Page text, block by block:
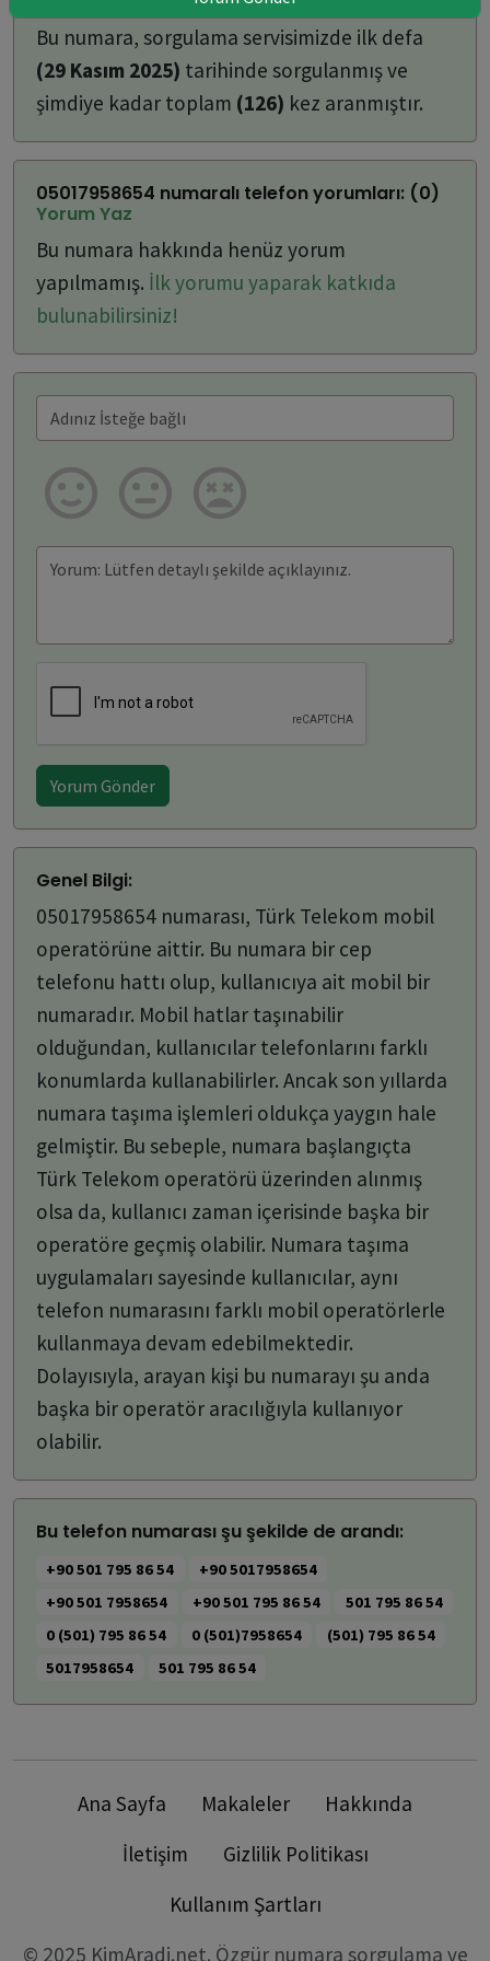
Bu numara, sorgulama servisimizde ilk defa
(29 Kasım 2025) tarihinde sorgulanmış ve
şimdiye kadar toplam (126) kez aranmıştır.
05017958654 numaralı telefon yorumları: (0)
Yorum Yaz
Bu numara hakkında henüz yorum
yapılmamış. İlk yorumu yaparak katkıda
bulunabilirsiniz!
Yorum Gönder
Genel Bilgi:
05017958654 numarası, Türk Telekom mobil
operatörüne aittir. Bu numara bir cep
telefonu hattı olup, kullanıcıya ait mobil bir
numaradır. Mobil hatlar taşınabilir
olduğundan, kullanıcılar telefonlarını farklı
konumlarda kullanabilirler. Ancak son yıllarda
numara taşıma işlemleri oldukça yaygın hale
gelmiştir. Bu sebeple, numara başlangıçta
Türk Telekom operatörü üzerinden alınmış
olsa da, kullanıcı zaman içerisinde başka bir
operatöre geçmiş olabilir. Numara taşıma
uygulamaları sayesinde kullanıcılar, aynı
telefon numarasını farklı mobil operatörlerle
kullanmaya devam edebilmektedir.
Dolayısıyla, arayan kişi bu numarayı şu anda
başka bir operatör aracılığıyla kullanıyor
olabilir.
Bu telefon numarası şu şekilde de arandı:
+90 501 795 86 54
+90 5017958654
+90 501 7958654
+90 501 795 86 54
501 795 86 54
0 (501) 795 86 54
0 (501)7958654
(501) 795 86 54
5017958654
501 795 86 54
Ana Sayfa Makaleler
Hakkında
İletişim
Gizlilik Politikası
Kullanım Şartları
© 2025 KimAradi.net. Özgür numara sorgulama ve